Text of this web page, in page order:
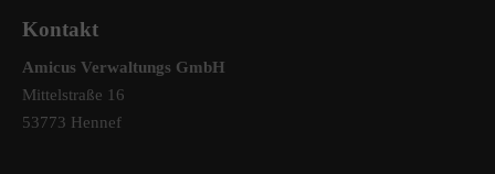
Kontakt
Amicus Verwaltungs GmbH
Mittelstraße 16
53773 Hennef